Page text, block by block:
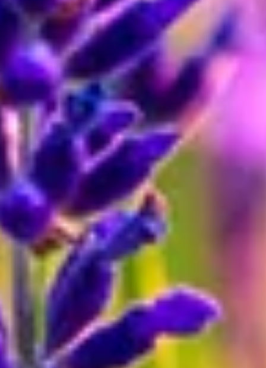
Reklamation
Vertrag widerrufen
Fragen & Antworten
+43 (0)800 / 312 100
Mo-Sa.: 8-20 Uhr
service@blume2000.at
Unternehmen
BLUME2000
Nachhaltigkeit
Karriere & Jobs
Barrierefreiheit
Nach Deutschland versenden
In die Schweiz versenden
Wissenswertes
Blühkalender
Farbwelten
Blumenlexikon
Pflanzenlexikon
Blumenhoroskop
Bestellung
Versand & Lieferung
Garantie
Reklamation
Vertrag widerrufen
Fragen & Antworten
service@blume2000.at
Lieferung
Folge uns